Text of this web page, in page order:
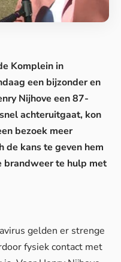
Komplein in
een bijzonder en
Nijhove een 87-
achteruitgaat, kon
bezoek meer
de kans te geven hem
brandweer te hulp met
gelden er strenge
fysiek contact met